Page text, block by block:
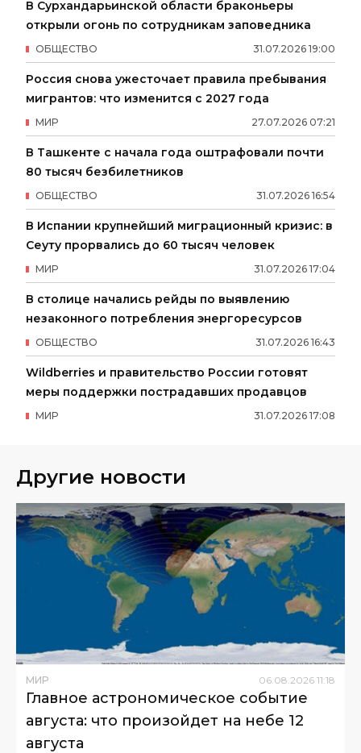
В Сурхандарьинской области браконьеры
открыли огонь по сотрудникам заповедника
31.07.2026 19:00
ОБЩЕСТВО
Россия снова ужесточает правила пребывания
мигрантов: что изменится с 2027 года
27.07.2026 07:21
МИР
В Ташкенте с начала года оштрафовали почти
80 тысяч безбилетников
31.07.2026 16:54
ОБЩЕСТВО
В Испании крупнейший миграционный кризис: в
Сеуту прорвались до 60 тысяч человек
31.07.2026 17:04
МИР
В столице начались рейды по выявлению
незаконного потребления энергоресурсов
31.07.2026 16:43
ОБЩЕСТВО
Wildberries и правительство России готовят
меры поддержки пострадавших продавцов
31.07.2026 17:08
МИР
Другие новости
МИР 06 08 2026 11:18
Главное астрономическое событие
августа: что произойдет на небе 12
августа